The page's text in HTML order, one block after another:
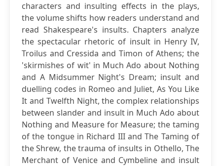
characters and insulting effects in the plays,
the volume shifts how readers understand and
read Shakespeare's insults. Chapters analyze
the spectacular rhetoric of insult in Henry IV,
Troilus and Cressida and Timon of Athens; the
'skirmishes of wit' in Much Ado about Nothing
and A Midsummer Night's Dream; insult and
duelling codes in Romeo and Juliet, As You Like
It and Twelfth Night, the complex relationships
between slander and insult in Much Ado about
Nothing and Measure for Measure; the taming
of the tongue in Richard III and The Taming of
the Shrew, the trauma of insults in Othello, The
Merchant of Venice and Cymbeline and insult